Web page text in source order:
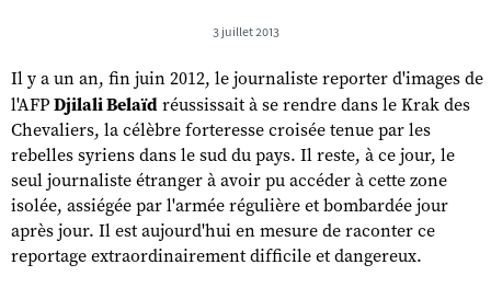
3 juillet 2013
Il y a un an, fin juin 2012, le journaliste reporter d'images de
l'AFP Djilali Belaïd réussissait à se rendre dans le Krak des
Chevaliers, la célèbre forteresse croisée tenue par les
rebelles syriens dans le sud du pays. Il reste, à ce jour, le
seul journaliste étranger à avoir pu accéder à cette zone
isolée, assiégée par l'armée régulière et bombardée jour
après jour. Il est aujourd'hui en mesure de raconter ce
reportage extraordinairement difficile et dangereux.